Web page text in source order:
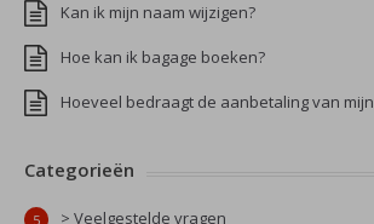
Kan ik mijn naam wijzigen?
Hoe kan ik bagage boeken?
Hoeveel bedraagt de aanbetaling van
Categorieën
> Veelgestelde vragen
5